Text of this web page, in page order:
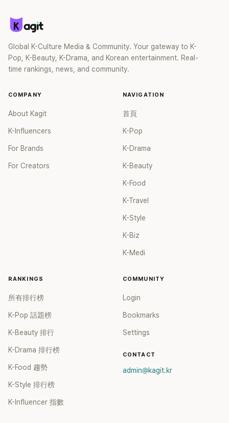
Global K-Culture Media & Community. Your gateway to K-
Pop, K-Beauty, K-Drama, and Korean entertainment. Real-
time rankings, news, and community.
COMPANY
About Kagit
K-Influencers
For Brands
For Creators
NAVIGATION
首頁
K-Pop
K-Drama
K-Beauty
K-Food
K-Travel
K-Style
K-Biz
K-Medi
RANKINGS
所有排行榜
K-Pop 話題榜
K-Beauty 排行
K-Drama 排行榜
K-Food 趨勢
K-Style 排行榜
K-Influencer 指數
COMMUNITY
Login
Bookmarks
Settings
CONTACT
admin@kagit.kr